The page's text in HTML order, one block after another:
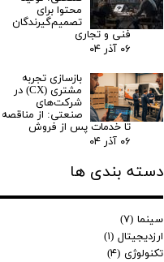
محتوا برای
تصمیم‌گیرندگان
فنی و تجاری
۰۶ آذر ۰۴
بازسازی تجربه
مشتری (CX) در
شرکت‌های
صنعتی: از مناقصه
تا خدمات پس از فروش
۰۶ آذر ۰۴
دسته بندی ها
سینما (۷)
ارزدیجیتال (۱)
تکنولوژی (۴)